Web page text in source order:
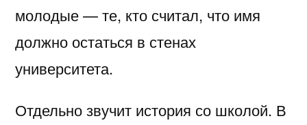
молодые — те, кто считал, что имя
должно остаться в стенах
университета.
Отдельно звучит история со школой. В